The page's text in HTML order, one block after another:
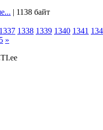
| 1138 байт
1337 1338 1339 1340 1341
»